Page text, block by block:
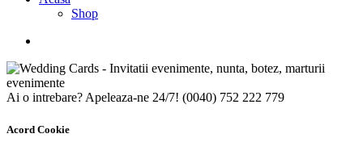
Shop
Ai o intrebare? Apeleaza-ne 24/7! (0040) 752 222 779
Acord Cookie